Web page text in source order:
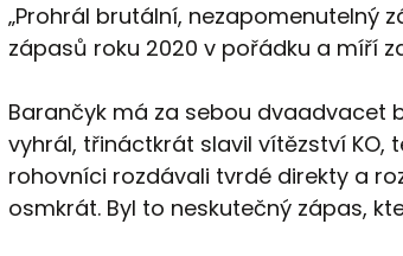
„Prohrál brutální, nezapomenutelný
zápasů roku 2020 v pořádku a míří
Barančyk má za sebou dvaadvacet
vyhrál, třináctkrát slavil vítězství
rohovníci rozdávali tvrdé direkty a
osmkrát. Byl to neskutečný zápas,